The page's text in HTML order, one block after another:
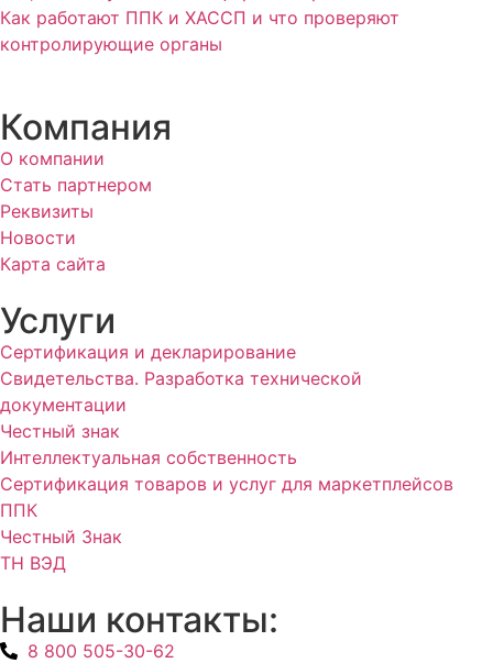
Как работают ППК и ХАССП и что проверяют
контролирующие органы
Компания
О компании
Стать партнером
Реквизиты
Новости
Карта сайта
Услуги
Сертификация и декларирование
Свидетельства. Разработка технической
документации
Честный знак
Интеллектуальная собственность
Сертификация товаров и услуг для маркетплейсов
ППК
Честный Знак
ТН ВЭД
Наши контакты:
8 800 505-30-62